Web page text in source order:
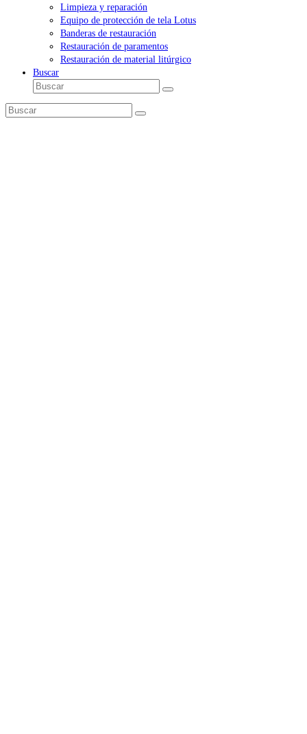
Limpieza y reparación
Equipo de protección de tela Lotus
Banderas de restauración
Restauración de paramentos
Restauración de material litúrgico
Buscar
Buscar
Enviar
Buscar
Enviar